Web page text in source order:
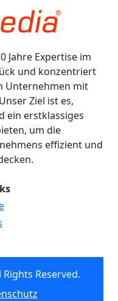
Jahre Expertise im
und konzentriert
Unternehmen mit
Ziel ist es,
ein erstklassiges
um die
effizient und
Reserved.